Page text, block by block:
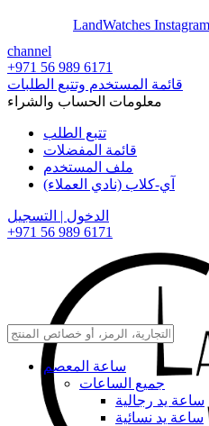
LandWatches
channel
+971 56 989 6171
قائمة المستخدم وتتبع الطلبات
معلومات الحساب والشراء
تتبع الطلب
قائمة المفضلات
ملف المستخدم
آي-كلاب (نادي العملاء)
الدخول | التسجيل
+971 56 989 6171
ساعة المعصم
جميع الساعات
ساعة يد رجالية
ساعة يد نسائية